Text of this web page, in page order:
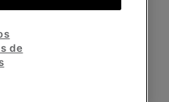
à 18h
de